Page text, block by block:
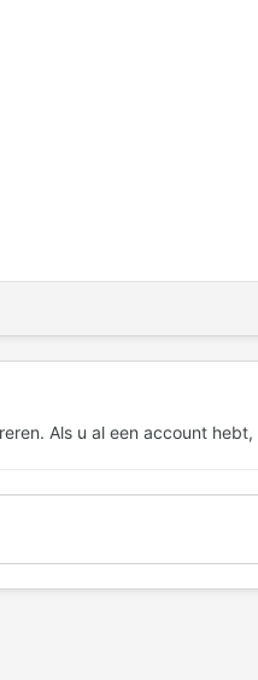
Als u al een account hebt,